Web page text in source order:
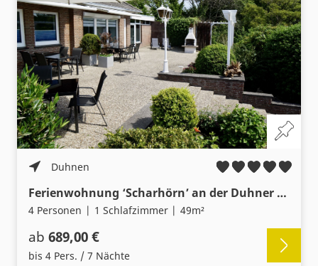
Duhnen
Ferienwohnung ‘Scharhörn’ an der Duhner Spitze, keine 200m vom Sandstrand
4 Personen 1 Schlafzimmer 49m²
ab 689,00 €
bis 4 Pers. / 7 Nächte